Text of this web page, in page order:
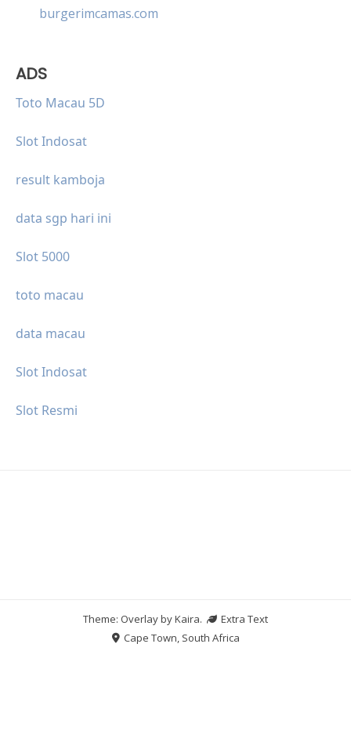
burgerimcamas.com
ADS
Toto Macau 5D
Slot Indosat
result kamboja
data sgp hari ini
Slot 5000
toto macau
data macau
Slot Indosat
Slot Resmi
Theme: Overlay byKaira.
Extra Text
Cape Town, South Africa